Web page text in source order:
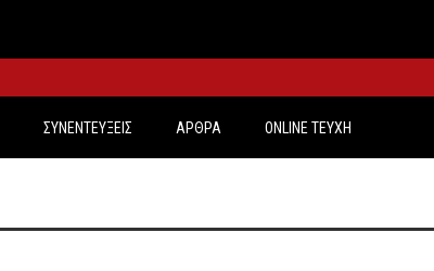
ΣΥΝΕΝΤΕΥΞΕΙΣ ΑΡΘΡΑ ONLINE TEYXH